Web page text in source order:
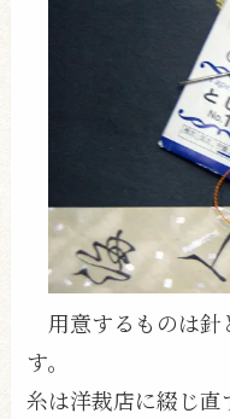
用意するものは
す。
糸は洋裁店に綴じ直